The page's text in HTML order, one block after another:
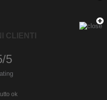
CLIENTI
5
ok